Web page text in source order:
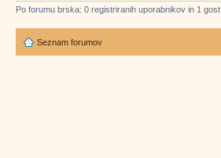
Po forumu brska: 0 registriranih uporabnikov in 1 gost
Seznam forumov